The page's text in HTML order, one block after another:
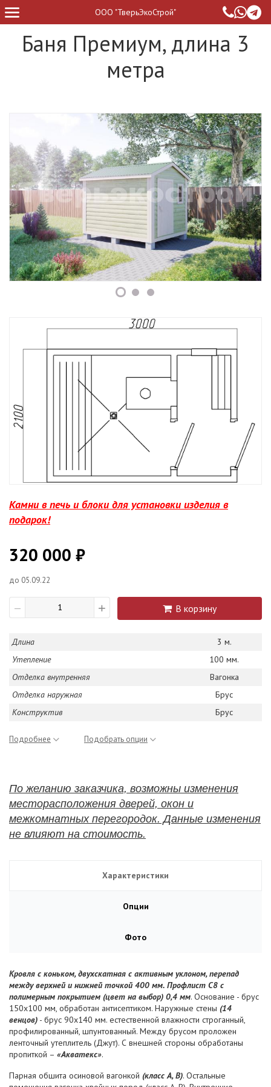
ООО "ТверьЭкоСтрой"
Баня Премиум, длина 3
метра
Камни в печь и блоки для установки изделия в
подарок!
320 000 ₽
до 05.09.22
— + В корзину
Длина
3 м.
Утепление
100 мм.
Отделка внутренняя
Вагонка
Отделка наружная
Брус
Конструктив
Брус
Подробнее Подобрать опции
По желанию заказчика, возможны изменения
месторасположения дверей, окон и
межкомнатных перегородок. Данные изменения
не влияют на стоимость.
Характеристики
Опции
Фото
Кровля с коньком, двухскатная с активным уклоном, перепад
между верхней и нижней точкой 400 мм. Профлист С8 с
полимерным покрытием (цвет на выбор) 0,4 мм. Основание - брус
150х100 мм, обработан антисептиком. Наружные стены (14
венцов) - брус 90х140 мм. естественной влажности строганный,
профилированный, шпунтованный. Между брусом проложен
ленточный утеплитель (Джут). С внешней стороны обработаны
пропиткой – «Акватекс».
Парная обшита осиновой вагонкой (класс А, В). Остальные